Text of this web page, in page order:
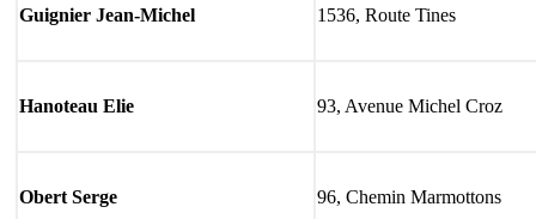
Guignier Jean-Michel 1536, Route Tines
Hanoteau Elie 93, Avenue Michel Croz
Obert Serge 96, Chemin Marmottons